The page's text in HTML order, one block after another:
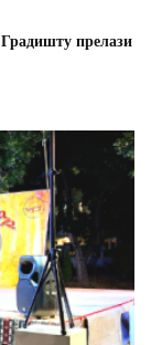
прелази